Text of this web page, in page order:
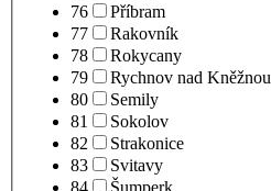
76
Příbram
77
Rakovník
78
Rokycany
79
Rychnov nad Kněžnou
80
Semily
81
Sokolov
82
Strakonice
83
Svitavy
84
Šumperk